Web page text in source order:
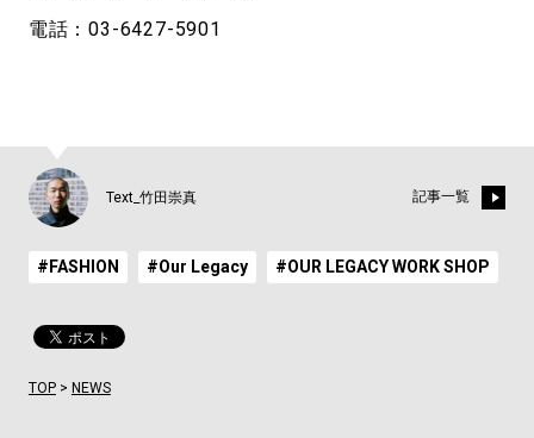
電話：03-6427-5901
Text_竹田崇真 記事一覧
#FASHION #Our Legacy #OUR LEGACY WORK SHOP
TOP> NEWS